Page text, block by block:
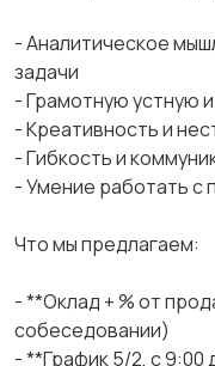
- Аналитическое
задачи
- Грамотную устную
- Креативность и
- Гибкость и
- Умение работать с
Что мы предлагаем:
- **Оклад + % от
собеседовании)
- **График 5/2, с